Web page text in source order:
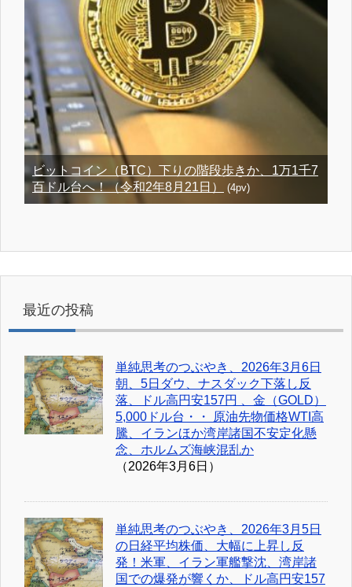
ビットコイン（BTC）下りの階段歩きか、1万1千7
百ドル台へ！（令和2年8月21日）
(4pv)
最近の投稿
単純思考のつぶやき、2026年3月6日
朝、5日ダウ、ナスダック下落し反
落、ドル高円安157円 、金（GOLD）
5,000ドル台・・ 原油先物価格WTI高
騰、イランほか湾岸諸国不安定化懸
念、ホルムズ海峡混乱か
（2026年3月6日）
単純思考のつぶやき、2026年3月5日
の日経平均株価、大幅に上昇し反
発！米軍、イラン軍艦撃沈、湾岸諸
国での爆発が響くか、ドル高円安157